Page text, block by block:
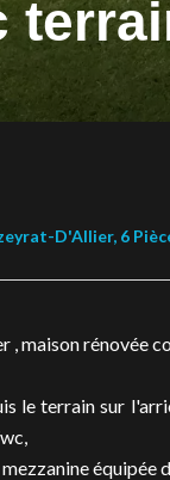
D'Allier, 6
maison rénovée
le terrain sur